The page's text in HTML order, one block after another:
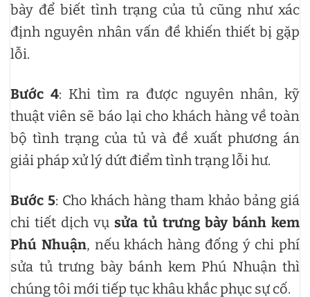
bày để biết tình trạng của tủ cũng như xác
định nguyên nhân vấn đề khiến thiết bị gặp
lỗi.
Bước 4: Khi tìm ra được nguyên nhân, kỹ
thuật viên sẽ báo lại cho khách hàng về toàn
bộ tình trạng của tủ và đề xuất phương án
giải pháp xử lý dứt điểm tình trạng lỗi hư.
Bước 5: Cho khách hàng tham khảo bảng giá
chi tiết dịch vụsửa tủ trưng bày bánh kem
Phú Nhuận, nếu khách hàng đống ý chi phí
sửa tủ trưng bày bánh kem Phú Nhuận thì
chúng tôi mới tiếp tục khâu khắc phục sự cố.